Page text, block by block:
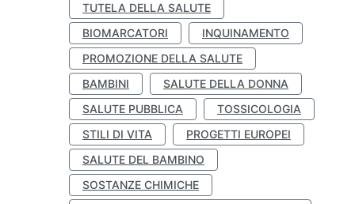
TUTELA DELLA SALUTE
BIOMARCATORI
INQUINAMENTO
PROMOZIONE DELLA SALUTE
BAMBINI
SALUTE DELLA DONNA
SALUTE PUBBLICA
TOSSICOLOGIA
STILI DI VITA
PROGETTI EUROPEI
SALUTE DEL BAMBINO
SOSTANZE CHIMICHE